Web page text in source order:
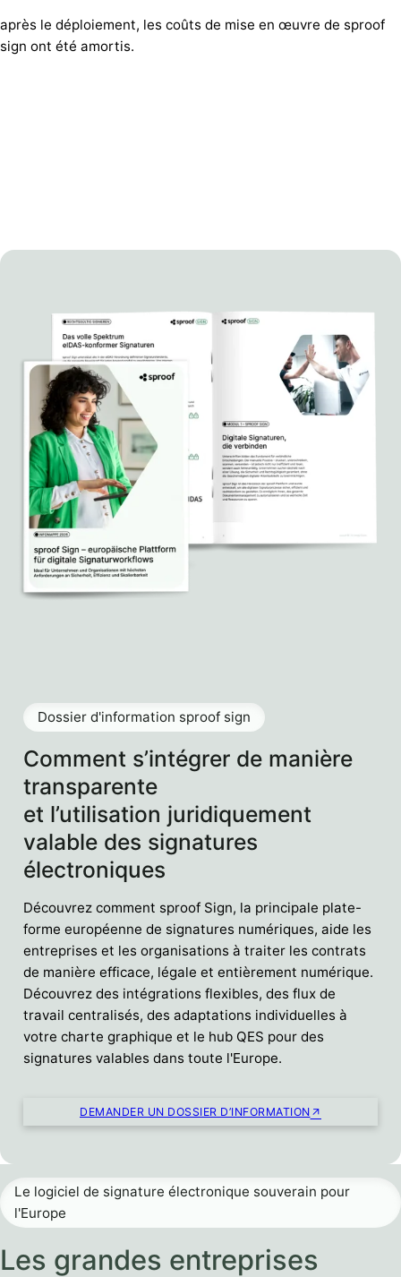
après le déploiement, les coûts de mise en œuvre de sproof
sign ont été amortis.
Comment s’intégrer de manière
transparente
et l’utilisation juridiquement
valable des signatures
électroniques
Découvrez comment sproof Sign, la principale plate-
forme européenne de signatures numériques, aide les
entreprises et les organisations à traiter les contrats
de manière efficace, légale et entièrement numérique.
Découvrez des intégrations flexibles, des flux de
travail centralisés, des adaptations individuelles à
votre charte graphique et le hub QES pour des
signatures valables dans toute l'Europe.
Dossier d'information sproof sign
DEMANDER UN DOSSIER D’INFORMATION
Les grandes entreprises
Le logiciel de signature électronique souverain pour
l'Europe